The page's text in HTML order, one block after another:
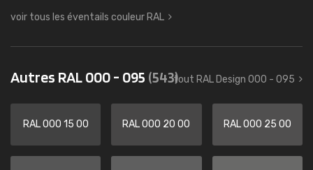
voir tous les éventails couleur RAL
Autres RAL 000 - 095 (543)tout RAL Design 000 - 095
RAL 000 15 00 RAL 000 20 00 RAL 000 25 00